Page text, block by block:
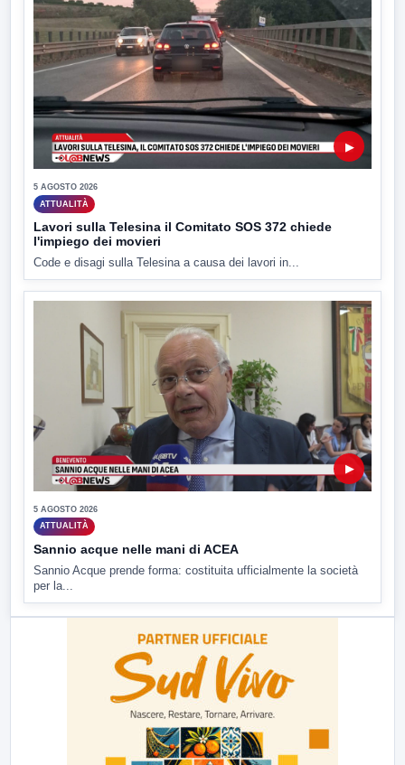
▶
5 AGOSTO 2026
ATTUALITÀ
Lavori sulla Telesina il Comitato SOS 372 chiede
l'impiego dei movieri
Code e disagi sulla Telesina a causa dei lavori in...
▶
5 AGOSTO 2026
ATTUALITÀ
Sannio acque nelle mani di ACEA
Sannio Acque prende forma: costituita ufficialmente la società
per la...